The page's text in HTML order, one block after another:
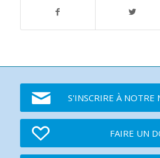
S'INSCRIRE À NOTRE
FAIRE UN